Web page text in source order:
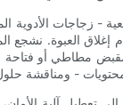
زجاجات الأدوية
إغلاق العبوة. نشجع
مطاطي أو فتاحة